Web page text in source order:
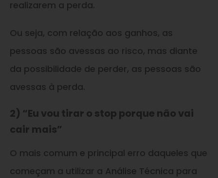
realizarem a perda.
Ou seja, com relação aos ganhos, as
pessoas são avessas ao risco, mas diante
da possibilidade de perder, as pessoas são
avessas à perda.
2) “Eu vou tirar o stop porque não vai
cair mais”
O mais comum e principal erro daqueles que
começam a utilizar a Análise Técnica para